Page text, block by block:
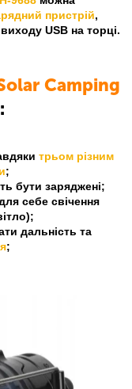
пристрій,
USB на торці.
Camping
трьом різним
;
бути заряджені;
себе свічення
дальність та
;